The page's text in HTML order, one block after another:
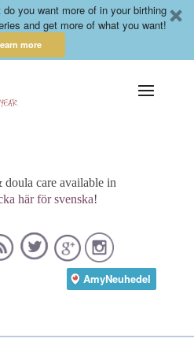
you want more of in your birthing
and get more of what you want!
more
care available in
här för svenska!